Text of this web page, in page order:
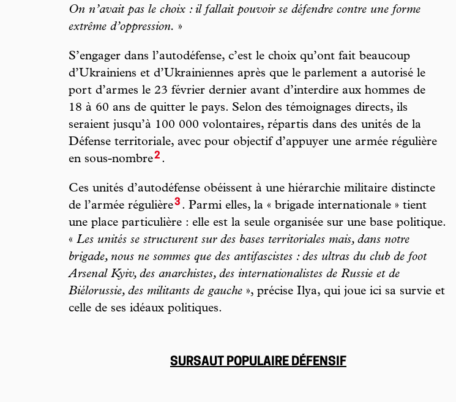
On n’avait pas le choix : il fallait pouvoir se défendre contre une forme
extrême d’oppression. »
S’engager dans l’autodéfense, c’est le choix qu’ont fait beaucoup
d’Ukrainiens et d’Ukrainiennes après que le parlement a autorisé le
port d’armes le 23 février dernier avant d’interdire aux hommes de
18 à 60 ans de quitter le pays. Selon des témoignages directs, ils
seraient jusqu’à 100 000 volontaires, répartis dans des unités de la
Défense territoriale, avec pour objectif d’appuyer une armée régulière
en sous-nombre2 .
Ces unités d’autodéfense obéissent à une hiérarchie militaire distincte
de l’armée régulière3 . Parmi elles, la « brigade internationale » tient
une place particulière : elle est la seule organisée sur une base politique.
« Les unités se structurent sur des bases territoriales mais, dans notre
brigade, nous ne sommes que des antifascistes : des ultras du club de foot
Arsenal Kyiv, des anarchistes, des internationalistes de Russie et de
Biélorussie, des militants de gauche », précise Ilya, qui joue ici sa survie et
celle de ses idéaux politiques.
SURSAUT POPULAIRE DÉFENSIF